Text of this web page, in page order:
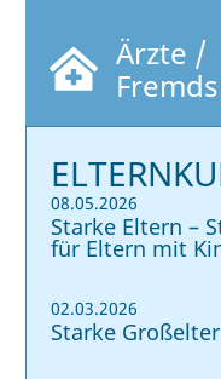
Ärzte /
08.05.2026
Starke Eltern –
für Eltern mit
02.03.2026
Starke